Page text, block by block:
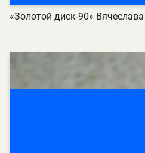
«Золотой диск-90»